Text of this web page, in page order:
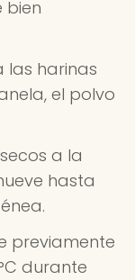
bien
las harinas
el polvo
a la
hasta
previamente
durante